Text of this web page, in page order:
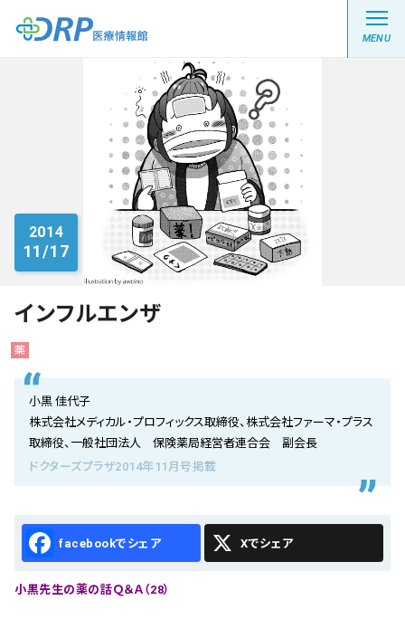
MENU
最新の注目記事
栄養健康レシピ
医療系学生記事
健康川柳
DRP医療情報館とは?
会社概要
お知らせ
2014
11/17
インフルエンザ
薬
小黒 佳代子
株式会社メディカル・プロフィックス取締役、株式会社ファーマ・プラス
取締役、一般社団法人 保険薬局経営者連合会 副会長
ドクターズプラザ2014年11月号掲載
Facebook X
小黒先生の薬の話Ｑ＆Ａ（28）